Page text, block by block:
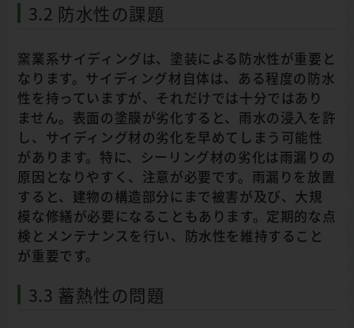
3.2 防水性の課題
窯業系サイディングは、塗装による防水性が重要と
なります。サイディング材自体は、ある程度の防水
性を持っていますが、それだけでは十分ではあり
ません。表面の塗膜が劣化すると、雨水の浸入を許
し、サイディング材の劣化を早めてしまう可能性
があります。特に、シーリング材の劣化は雨漏りの
原因となりやすく、注意が必要です。雨漏りを放置
すると、建物の構造部分にまで被害が及び、大規
模な修繕が必要になることもあります。定期的な点
検とメンテナンスを行い、防水性を維持すること
が重要です。
3.3 蓄熱性の問題